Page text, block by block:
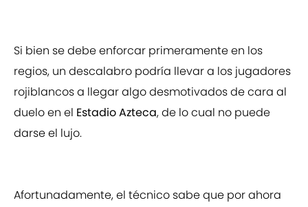
Si bien se debe enforcar primeramente en los
regios, un descalabro podría llevar a los jugadores
rojiblancos a llegar algo desmotivados de cara al
duelo en el Estadio Azteca, de lo cual no puede
darse el lujo.
Afortunadamente, el técnico sabe que por ahora